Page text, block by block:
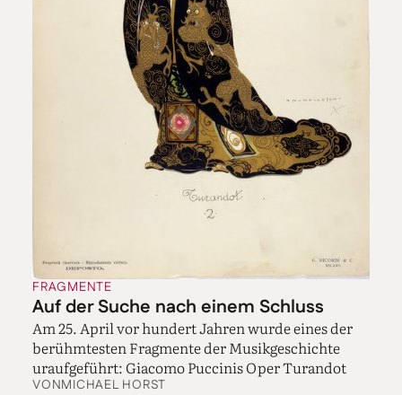
FRAGMENTE
Auf der Suche nach einem Schluss
Am 25. April vor hundert Jahren wurde eines der
berühmtesten Fragmente der Musikgeschichte
uraufgeführt: Giacomo Puccinis Oper Turandot
VONMICHAEL HORST